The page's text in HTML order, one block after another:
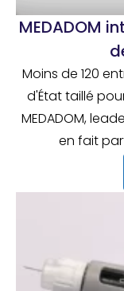
MEDADOM
Moins de 120
d'État taillé
MEDADOM,
en fait